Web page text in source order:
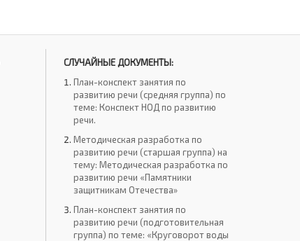
СЛУЧАЙНЫЕ ДОКУМЕНТЫ:
План-конспект занятия по
развитию речи (средняя группа) по
теме: Конспект НОД по развитию
речи.
Методическая разработка по
развитию речи (старшая группа) на
тему: Методическая разработка по
развитию речи «Памятники
защитникам Отечества»
План-конспект занятия по
развитию речи (подготовительная
группа) по теме: «Круговорот воды